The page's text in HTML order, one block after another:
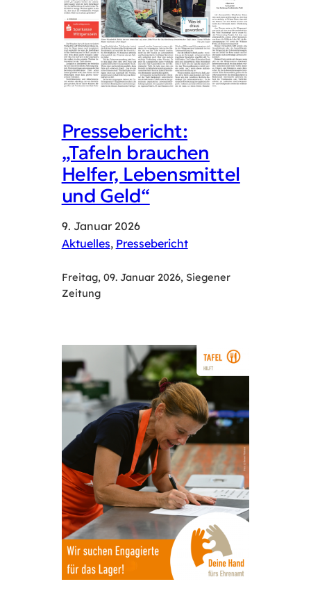
Pressebericht:
„Tafeln brauchen
Helfer, Lebensmittel
und Geld“
9. Januar 2026
Aktuelles, Pressebericht
Freitag, 09. Januar 2026, Siegener
Zeitung